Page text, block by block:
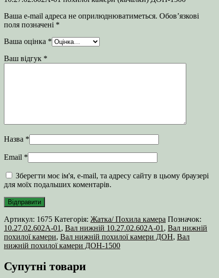
Ваша e-mail адреса не оприлюднюватиметься. Обов’язкові
поля позначені *
Ваша оцінка *
Ваш відгук *
Назва *
Email *
Зберегти моє ім'я, e-mail, та адресу сайту в цьому браузері
для моїх подальших коментарів.
Артикул: 1675 Категорія: Жатка/ Похила камера Позначок:
10.27.02.602А-01 , Вал нижній 10.27.02.602А-01 , Вал нижній
похилої камери, Вал нижній похилої камери ДОН, Вал
нижній похилої камери ДОН-1500
Супутні товари